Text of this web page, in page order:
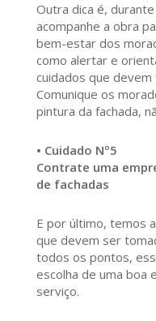
Outra dica é,
acompanhe a obra
bem-estar dos
como alertar e
cuidados que
Comunique os
pintura da fachada,
• Cuidado Nº5
Contrate uma
de fachadas
E por último, temos
que devem ser
todos os pontos,
escolha de uma boa
serviço.